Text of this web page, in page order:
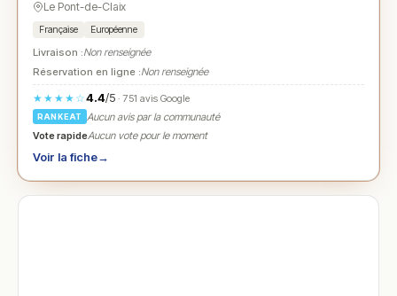
Le Pont-de-Claix
Française Européenne
Livraison :Non renseignée
Réservation en ligne :Non renseignée
★★★★☆4.4/5· 751 avis Google
RANKEAT
Aucun avis par la communauté
Vote rapideAucun vote pour le moment
Voir la fiche→